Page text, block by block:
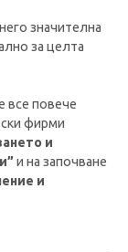
значителна
за целта
все повече
фирми
и
и на започване
и